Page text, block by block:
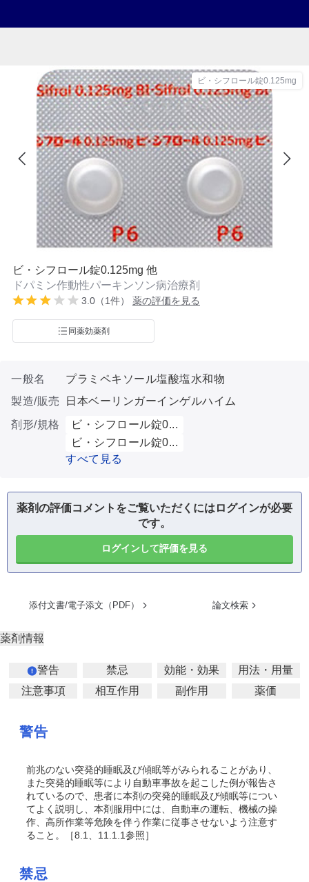
ビ・シフロール錠0.125mg
ビ・シフロール錠0.125mg 他
ドパミン作動性パーキンソン病治療剤
3.0（1件） 薬の評価を見る
同薬効薬剤
一般名
プラミペキソール塩酸塩水和物
製造/販売
日本ベーリンガーインゲルハイム
剤形/規格
ビ・シフロール錠0...
ビ・シフロール錠0...
すべて見る
薬剤の評価コメントをご覧いただくにはログインが必要
です。
ログインして評価を見る
添付文書/電子添文（PDF） 論文検索
薬剤情報
警告 禁忌 効能・効果
用法・用量
注意事項
相互作用 副作用 薬価
警告
前兆のない突発的睡眠及び傾眠等がみられることがあり、
また突発的睡眠等により自動車事故を起こした例が報告さ
れているので、患者に本剤の突発的睡眠及び傾眠等につい
てよく説明し、本剤服用中には、自動車の運転、機械の操
作、高所作業等危険を伴う作業に従事させないよう注意す
ること。［8.1、11.1.1参照］
禁忌